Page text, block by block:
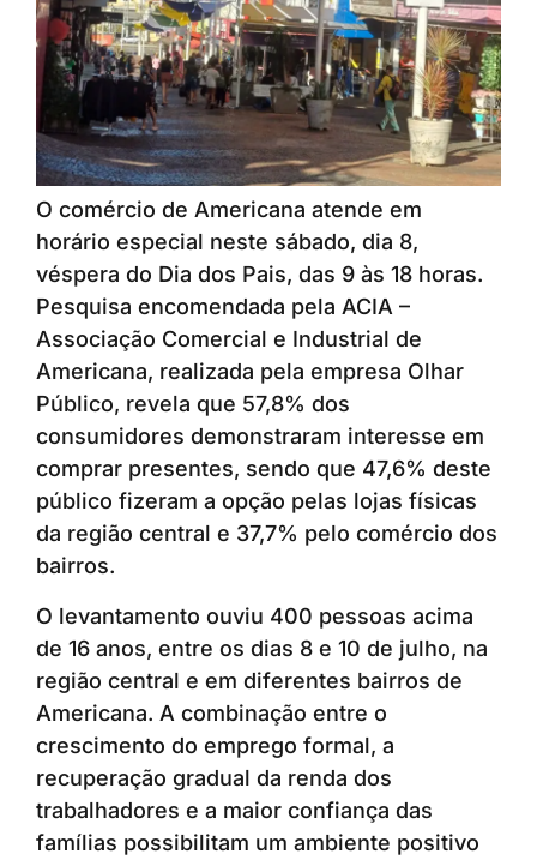
O comércio de Americana atende em
horário especial neste sábado, dia 8,
véspera do Dia dos Pais, das 9 às 18 horas.
Pesquisa encomendada pela ACIA –
Associação Comercial e Industrial de
Americana, realizada pela empresa Olhar
Público, revela que 57,8% dos
consumidores demonstraram interesse em
comprar presentes, sendo que 47,6% deste
público fizeram a opção pelas lojas físicas
da região central e 37,7% pelo comércio dos
bairros.
O levantamento ouviu 400 pessoas acima
de 16 anos, entre os dias 8 e 10 de julho, na
região central e em diferentes bairros de
Americana. A combinação entre o
crescimento do emprego formal, a
recuperação gradual da renda dos
trabalhadores e a maior confiança das
famílias possibilitam um ambiente positivo